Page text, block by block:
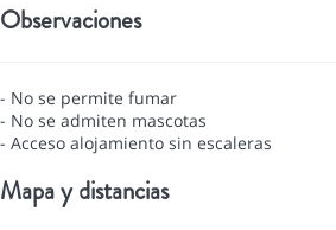
Observaciones
- No se permite fumar
- No se admiten mascotas
- Acceso alojamiento sin escaleras
Mapa y distancias